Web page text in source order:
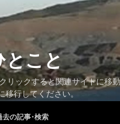
とこと
リックすると関連サイトに移
移行してください。
去の記事･検索